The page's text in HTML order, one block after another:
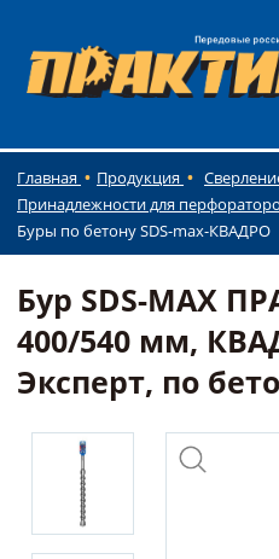
Главная Продукция
Принадлежности для
Буры по бетону SDS-max-КВАДРО
Бур SDS-MAX
400/540 мм,
Эксперт, по